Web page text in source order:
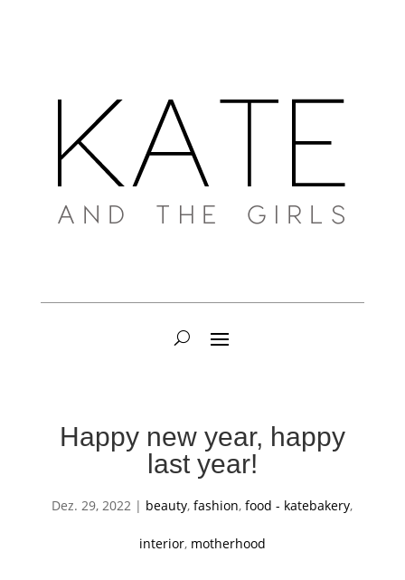
Happy new year, happy
last year!
Dez. 29, 2022 | beauty,fashion,food - katebakery,
interior, motherhood